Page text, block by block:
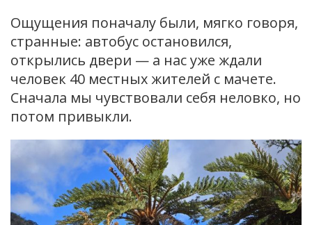
Ощущения поначалу были, мягко говоря,
странные: автобус остановился,
открылись двери — а нас уже ждали
человек 40 местных жителей с мачете.
Сначала мы чувствовали себя неловко, но
потом привыкли.